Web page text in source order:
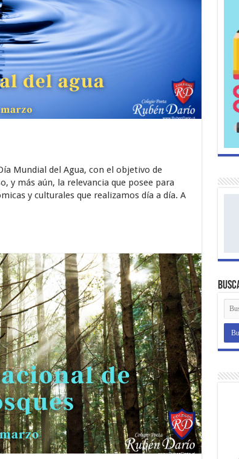
Mundial del Agua, con el objetivo de
y más aún, la relevancia que posee para
y culturales que realizamos día a día. A